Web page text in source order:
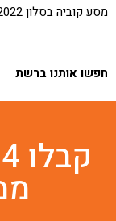
מסע קוביה בסלון 2022 – נפגשים קל"ב להזניק את העסק
חפשו אותנו ברשת